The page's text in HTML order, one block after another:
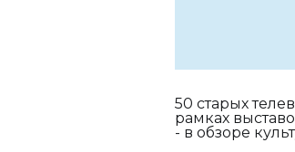
50 старых
рамках
- в обзоре